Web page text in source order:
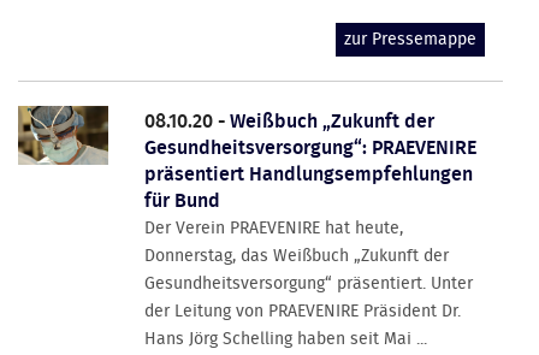
zur Pressemappe
08.10.20 -Weißbuch „Zukunft der
Gesundheitsversorgung“: PRAEVENIRE
präsentiert Handlungsempfehlungen
für Bund
Der Verein PRAEVENIRE hat heute,
Donnerstag, das Weißbuch „Zukunft der
Gesundheitsversorgung“ präsentiert. Unter
der Leitung von PRAEVENIRE Präsident Dr.
Hans Jörg Schelling haben seit Mai ...